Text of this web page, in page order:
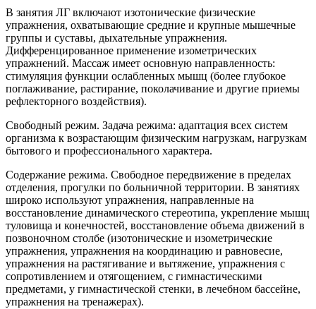
В занятия ЛГ включают изотонические физические
упражнения, охватывающие средние и крупные мышечные
группы и суставы, дыхательные упражнения.
Дифференцированное применение изометрических
упражнений. Массаж имеет основную направленность:
стимуляция функции ослабленных мышц (более глубокое
поглаживание, растирание, поколачивание и другие приемы
рефлекторного воздействия).
Свободный режим. Задача режима: адаптация всех систем
организма к возрастающим физическим нагрузкам, нагрузкам
бытового и профессионального характера.
Содержание режима. Свободное передвижение в пределах
отделения, прогулки по больничной территории. В занятиях
широко используют упражнения, направленные на
восстановление динамического стереотипа, укрепление мышц
туловища и конечностей, восстановление объема движений в
позвоночном столбе (изотонические и изометрические
упражнения, упражнения на координацию и равновесие,
упражнения на растягивание и вытяжение, упражнения с
сопротивлением и отягощением, с гимнастическими
предметами, у гимнастической стенки, в лечебном бассейне,
упражнения на тренажерах).